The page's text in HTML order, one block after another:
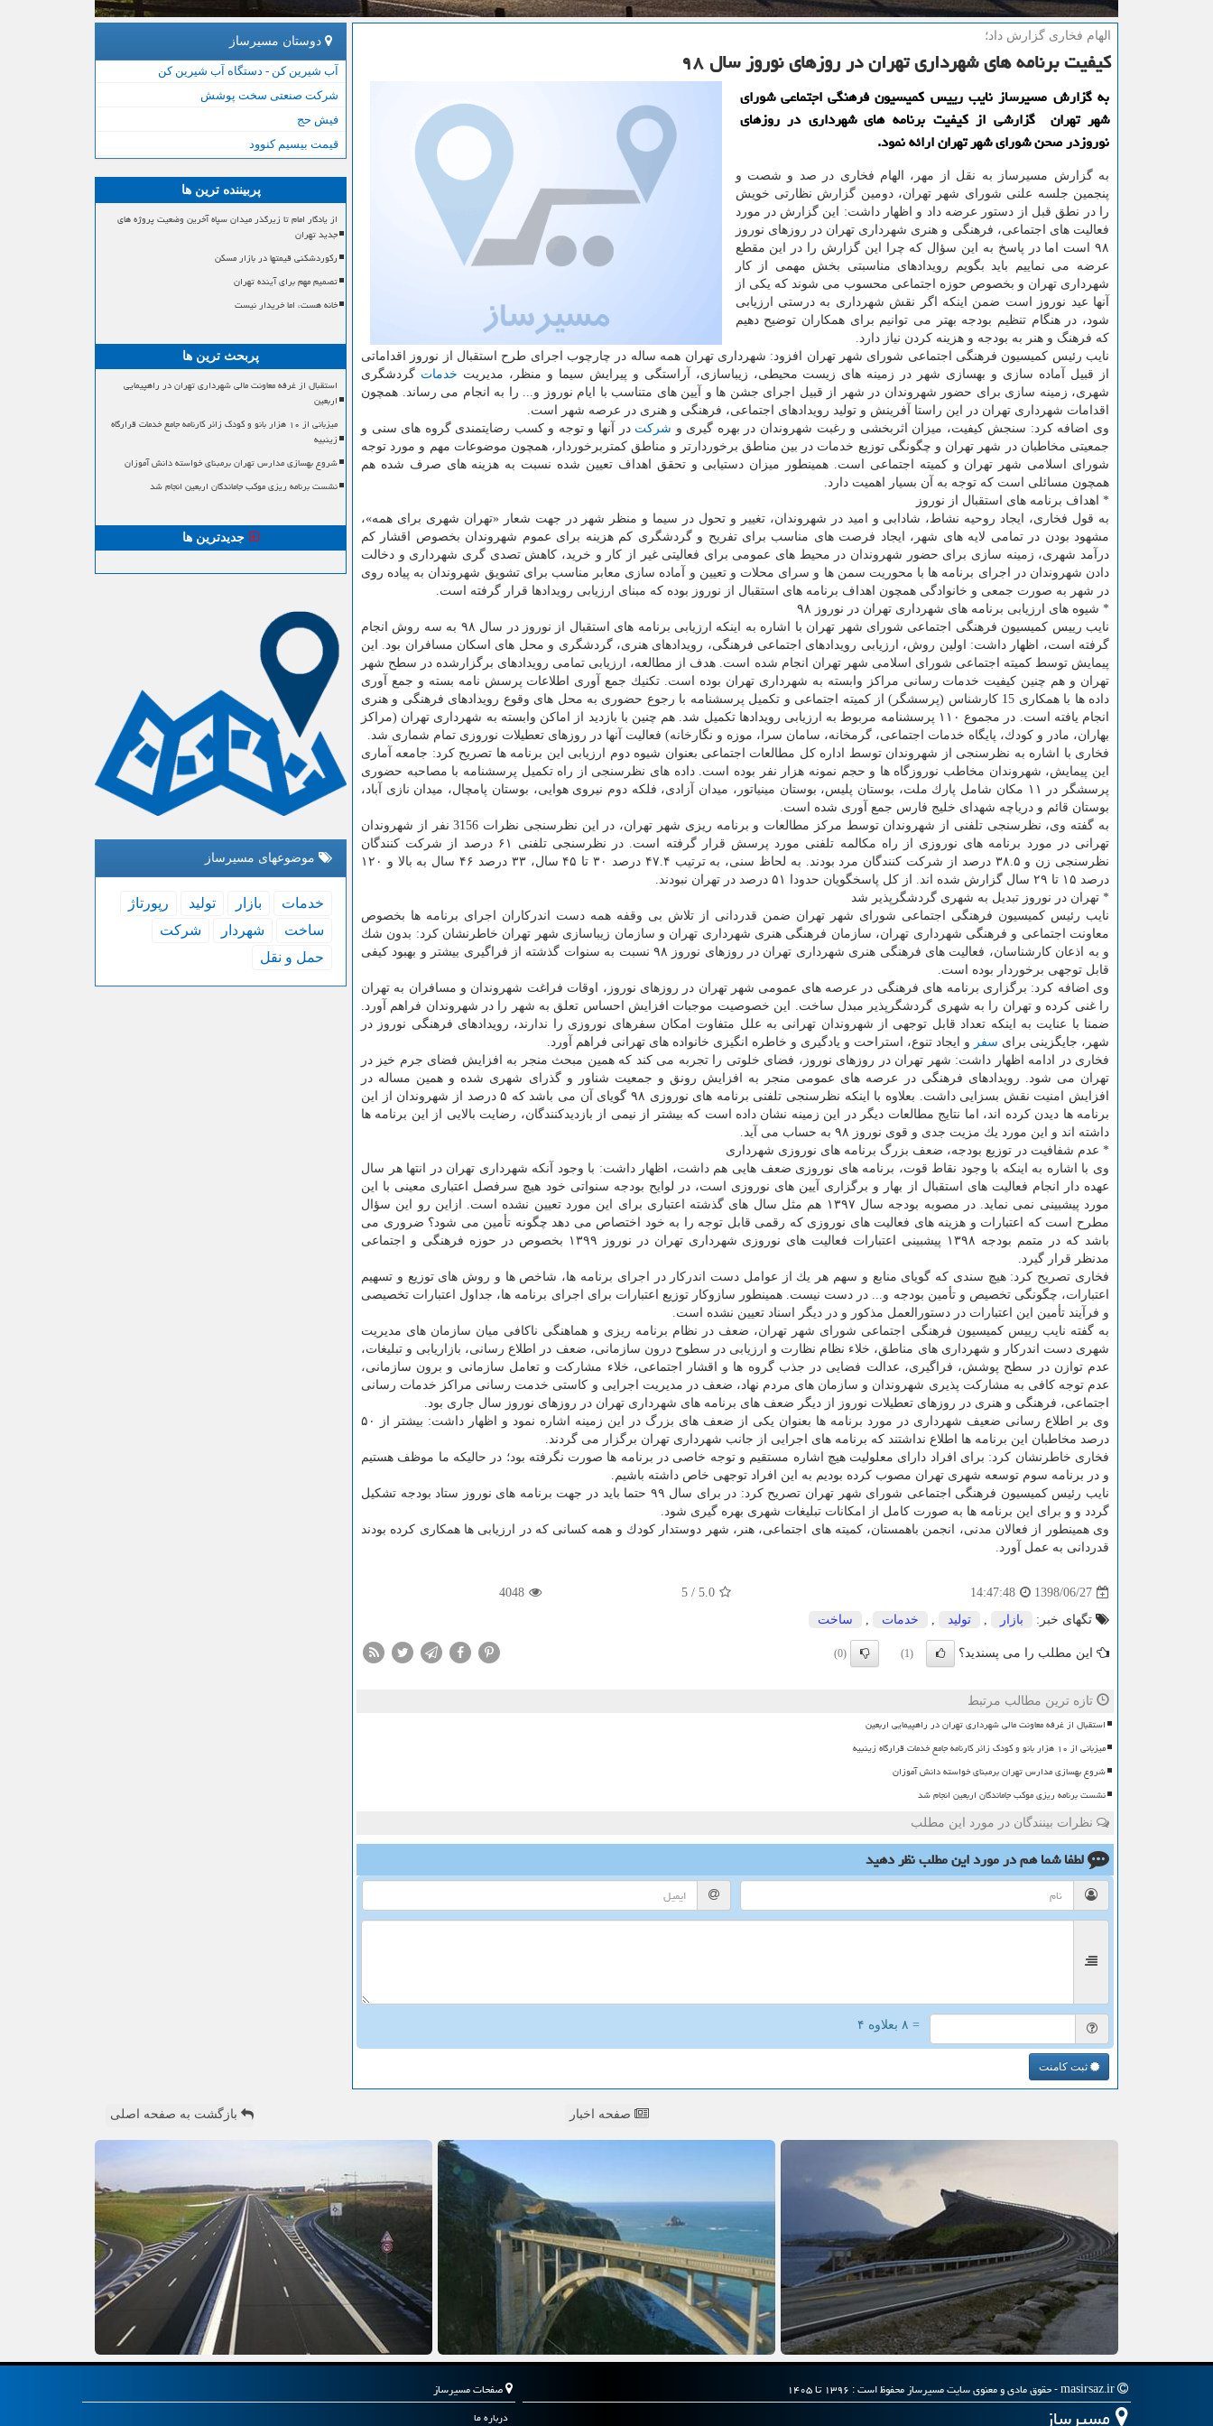
الهام فخاری گزارش داد؛
كیفیت برنامه های شهرداری تهران در روزهای نوروز سال ۹۸
به گزارش مسیرساز نایب رییس كمیسیون فرهنگی اجتماعی شورای
شهر تهران گزارشی از كیفیت برنامه های شهرداری در روزهای
نوروزدر صحن شورای شهر تهران ارائه نمود.
به گزارش مسیرساز به نقل از مهر، الهام فخاری در صد و شصت و
پنجمین جلسه علنی شورای شهر تهران، دومین گزارش نظارتی خویش
را در نطق قبل از دستور عرضه داد و اظهار داشت: این گزارش در مورد
فعالیت های اجتماعی، فرهنگی و هنری شهرداری تهران در روزهای نوروز
۹۸ است اما در پاسخ به این سؤال كه چرا این گزارش را در این مقطع
عرضه می نماییم باید بگویم رویدادهای مناسبتی بخش مهمی از كار
شهرداری تهران و بخصوص حوزه اجتماعی محسوب می شوند كه یكی از
آنها عید نوروز است ضمن اینكه اگر نقش شهرداری به درستی ارزیابی
شود، در هنگام تنظیم بودجه بهتر می توانیم برای همكاران توضیح دهیم
كه فرهنگ و هنر به بودجه و هزینه كردن نیاز دارد.
نایب رئیس كمیسیون فرهنگی اجتماعی شورای شهر تهران افزود: شهرداری تهران همه ساله در چارچوب اجرای طرح استقبال از نوروز اقداماتی
از قبیل آماده سازی و بهسازی شهر در زمینه های زیست محیطی، زیباسازی، آراستگی و پیرایش سیما و منظر، مدیریت خدمات گردشگری
شهری، زمینه سازی برای حضور شهروندان در شهر از قبیل اجرای جشن ها و آیین های متناسب با ایام نوروز و... را به انجام می رساند. همچون
اقدامات شهرداری تهران در این راستا آفرینش و تولید رویدادهای اجتماعی، فرهنگی و هنری در عرصه شهر است.
وی اضافه كرد: سنجش كیفیت، میزان اثربخشی و رغبت شهروندان در بهره گیری و شركت در آنها و توجه و كسب رضایتمندی گروه های سنی و
جمعیتی مخاطبان در شهر تهران و چگونگی توزیع خدمات در بین مناطق برخوردارتر و مناطق كمتربرخوردار، همچون موضوعات مهم و مورد توجه
شورای اسلامی شهر تهران و كمیته اجتماعی است. همینطور میزان دستیابی و تحقق اهداف تعیین شده نسبت به هزینه های صرف شده هم
همچون مسائلی است كه توجه به آن بسیار اهمیت دارد.
* اهداف برنامه های استقبال از نوروز
به قول فخاری، ایجاد روحیه نشاط، شادابی و امید در شهروندان، تغییر و تحول در سیما و منظر شهر در جهت شعار «تهران شهری برای همه»،
مشهود بودن در تمامی لایه های شهر، ایجاد فرصت های مناسب برای تفریح و گردشگری كم هزینه برای عموم شهروندان بخصوص اقشار كم
درآمد شهری، زمینه سازی برای حضور شهروندان در محیط های عمومی برای فعالیتی غیر از كار و خرید، كاهش تصدی گری شهرداری و دخالت
دادن شهروندان در اجرای برنامه ها با محوریت سمن ها و سرای محلات و تعیین و آماده سازی معابر مناسب برای تشویق شهروندان به پیاده روی
در شهر به صورت جمعی و خانوادگی همچون اهداف برنامه های استقبال از نوروز بوده كه مبنای ارزیابی رویدادها قرار گرفته است.
* شیوه های ارزیابی برنامه های شهرداری تهران در نوروز ۹۸
نایب رییس كمیسیون فرهنگی اجتماعی شورای شهر تهران با اشاره به اینكه ارزیابی برنامه های استقبال از نوروز در سال ۹۸ به سه روش انجام
گرفته است، اظهار داشت: اولین روش، ارزیابی رویدادهای اجتماعی فرهنگی، رویدادهای هنری، گردشگری و محل های اسكان مسافران بود. این
پیمایش توسط كمیته اجتماعی شورای اسلامی شهر تهران انجام شده است. هدف از مطالعه، ارزیابی تمامی رویدادهای برگزارشده در سطح شهر
تهران و هم چنین كیفیت خدمات رسانی مراكز وابسته به شهرداری تهران بوده است. تكنیك جمع آوری اطلاعات پرسش نامه بسته و جمع آوری
داده ها با همكاری 15 كارشناس (پرسشگر) از كمیته اجتماعی و تكمیل پرسشنامه با رجوع حضوری به محل های وقوع رویدادهای فرهنگی و هنری
انجام یافته است. در مجموع ۱۱۰ پرسشنامه مربوط به ارزیابی رویدادها تكمیل شد. هم چنین با بازدید از اماكن وابسته به شهرداری تهران (مراكز
بهاران، مادر و كودك، پایگاه خدمات اجتماعی، گرمخانه، سامان سرا، موزه و نگارخانه) فعالیت آنها در روزهای تعطیلات نوروزی تمام شماری شد.
فخاری با اشاره به نظرسنجی از شهروندان توسط اداره كل مطالعات اجتماعی بعنوان شیوه دوم ارزیابی این برنامه ها تصریح كرد: جامعه آماری
این پیمایش، شهروندان مخاطب نوروزگاه ها و حجم نمونه هزار نفر بوده است. داده های نظرسنجی از راه تكمیل پرسشنامه با مصاحبه حضوری
پرسشگر در ۱۱ مكان شامل پارك ملت، بوستان پلیس، بوستان مینیاتور، میدان آزادی، فلكه دوم نیروی هوایی، بوستان پامچال، میدان نازی آباد،
بوستان قائم و دریاچه شهدای خلیج فارس جمع آوری شده است.
به گفته وی، نظرسنجی تلفنی از شهروندان توسط مركز مطالعات و برنامه ریزی شهر تهران، در این نظرسنجی نظرات 3156 نفر از شهروندان
تهرانی در مورد برنامه های نوروزی از راه مكالمه تلفنی مورد پرسش قرار گرفته است. در نظرسنجی تلفنی ۶۱ درصد از شركت كنندگان
نظرسنجی زن و ۳۸.۵ درصد از شركت كنندگان مرد بودند. به لحاظ سنی، به ترتیب ۴۷.۴ درصد ۳۰ تا ۴۵ سال، ۳۳ درصد ۴۶ سال به بالا و ۱۲۰
درصد ۱۵ تا ۲۹ سال گزارش شده اند. از كل پاسخگویان حدودا ۵۱ درصد در تهران نبودند.
* تهران در نوروز تبدیل به شهری گردشگرپذیر شد
نایب رئیس كمیسیون فرهنگی اجتماعی شورای شهر تهران ضمن قدردانی از تلاش بی وقفه همه دست اندركاران اجرای برنامه ها بخصوص
معاونت اجتماعی و فرهنگی شهرداری تهران، سازمان فرهنگی هنری شهرداری تهران و سازمان زیباسازی شهر تهران خاطرنشان كرد: بدون شك
و به اذعان كارشناسان، فعالیت های فرهنگی هنری شهرداری تهران در روزهای نوروز ۹۸ نسبت به سنوات گذشته از فراگیری بیشتر و بهبود كیفی
قابل توجهی برخوردار بوده است.
وی اضافه كرد: برگزاری برنامه های فرهنگی در عرصه های عمومی شهر تهران در روزهای نوروز، اوقات فراغت شهروندان و مسافران به تهران
را غنی كرده و تهران را به شهری گردشگرپذیر مبدل ساخت. این خصوصیت موجبات افزایش احساس تعلق به شهر را در شهروندان فراهم آورد.
ضمنا با عنایت به اینكه تعداد قابل توجهی از شهروندان تهرانی به علل متفاوت امكان سفرهای نوروزی را ندارند، رویدادهای فرهنگی نوروز در
شهر، جایگزینی برای سفر و ایجاد تنوع، استراحت و یادگیری و خاطره انگیزی خانواده های تهرانی فراهم آورد.
فخاری در ادامه اظهار داشت: شهر تهران در روزهای نوروز، فضای خلوتی را تجربه می كند كه همین مبحث منجر به افزایش فضای جرم خیز در
تهران می شود. رویدادهای فرهنگی در عرصه های عمومی منجر به افزایش رونق و جمعیت شناور و گذرای شهری شده و همین مساله در
افزایش امنیت نقش بسزایی داشت. بعلاوه با اینكه نظرسنجی تلفنی برنامه های نوروزی ۹۸ گویای آن می باشد كه ۵ درصد از شهروندان از این
برنامه ها دیدن كرده اند، اما نتایج مطالعات دیگر در این زمینه نشان داده است كه بیشتر از نیمی از بازدیدكنندگان، رضایت بالایی از این برنامه ها
داشته اند و این مورد یك مزیت جدی و قوی نوروز ۹۸ به حساب می آید.
* عدم شفافیت در توزیع بودجه، ضعف بزرگ برنامه های نوروزی شهرداری
وی با اشاره به اینكه با وجود نقاط قوت، برنامه های نوروزی ضعف هایی هم داشت، اظهار داشت: با وجود آنكه شهرداری تهران در انتها هر سال
عهده دار انجام فعالیت های استقبال از بهار و برگزاری آیین های نوروزی است، در لوایح بودجه سنواتی خود هیچ سرفصل اعتباری معینی با این
مورد پیشبینی نمی نماید. در مصوبه بودجه سال ۱۳۹۷ هم مثل سال های گذشته اعتباری برای این مورد تعیین نشده است. ازاین رو این سؤال
مطرح است كه اعتبارات و هزینه های فعالیت های نوروزی كه رقمی قابل توجه را به خود اختصاص می دهد چگونه تأمین می شود؟ ضروری می
باشد كه در متمم بودجه ۱۳۹۸ پیشبینی اعتبارات فعالیت های نوروزی شهرداری تهران در نوروز ۱۳۹۹ بخصوص در حوزه فرهنگی و اجتماعی
مدنظر قرار گیرد.
فخاری تصریح كرد: هیچ سندی كه گویای منابع و سهم هر یك از عوامل دست اندركار در اجرای برنامه ها، شاخص ها و روش های توزیع و تسهیم
اعتبارات، چگونگی تخصیص و تأمین بودجه و... در دست نیست. همینطور سازوكار توزیع اعتبارات برای اجرای برنامه ها، جداول اعتبارات تخصیصی
و فرآیند تأمین این اعتبارات در دستورالعمل مذكور و در دیگر اسناد تعیین نشده است.
به گفته نایب رییس كمیسیون فرهنگی اجتماعی شورای شهر تهران، ضعف در نظام برنامه ریزی و هماهنگی ناكافی میان سازمان های مدیریت
شهری دست اندركار و شهرداری های مناطق، خلاء نظام نظارت و ارزیابی در سطوح درون سازمانی، ضعف در اطلاع رسانی، بازاریابی و تبلیغات،
عدم توازن در سطح پوشش، فراگیری، عدالت فضایی در جذب گروه ها و اقشار اجتماعی، خلاء مشاركت و تعامل سازمانی و برون سازمانی،
عدم توجه كافی به مشاركت پذیری شهروندان و سازمان های مردم نهاد، ضعف در مدیریت اجرایی و كاستی خدمت رسانی مراكز خدمات رسانی
اجتماعی، فرهنگی و هنری در روزهای تعطیلات نوروز از دیگر ضعف های برنامه های شهرداری تهران در روزهای نوروز سال جاری بود.
وی بر اطلاع رسانی ضعیف شهرداری در مورد برنامه ها بعنوان یكی از ضعف های بزرگ در این زمینه اشاره نمود و اظهار داشت: بیشتر از ۵۰
درصد مخاطبان این برنامه ها اطلاع نداشتند كه برنامه های اجرایی از جانب شهرداری تهران برگزار می گردند.
فخاری خاطرنشان كرد: برای افراد دارای معلولیت هیچ اشاره مستقیم و توجه خاصی در برنامه ها صورت نگرفته بود؛ در حالیكه ما موظف هستیم
و در برنامه سوم توسعه شهری تهران مصوب كرده بودیم به این افراد توجهی خاص داشته باشیم.
نایب رئیس كمیسیون فرهنگی اجتماعی شورای شهر تهران تصریح كرد: در برای سال ۹۹ حتما باید در جهت برنامه های نوروز ستاد بودجه تشكیل
گردد و و برای این برنامه ها به صورت كامل از امكانات تبلیغات شهری بهره گیری شود.
وی همینطور از فعالان مدنی، انجمن باهمستان، كمیته های اجتماعی، هنر، شهر دوستدار كودك و همه كسانی كه در ارزیابی ها همكاری كرده بودند
قدردانی به عمل آورد.
1398/06/27
14:47:48
5.0
/
5
4048
تگهای خبر: بازار , تولید , خدمات , ساخت
این مطلب را می پسندید؟ (1)
(0)
تازه ترین مطالب مرتبط
استقبال از غرفه معاونت مالی شهرداری تهران در راهپیمایی اربعین
میزبانی از ۱۰ هزار بانو و کودک زائر کارنامه جامع خدمات قرارگاه زینبیه
شروع بهسازی مدارس تهران برمبنای خواسته دانش آموزان
نشست برنامه ریزی موکب جاماندگان اربعین انجام شد
نظرات بینندگان در مورد این مطلب
لطفا شما همدر مورد این مطلبنظر دهید
= ۸ بعلاوه ۴
ثبت کامنت
دوستان مسیرساز
آب شیرین کن - دستگاه آب شیرین کن
شرکت صنعتی سخت پوشش
فیش حج
قیمت بیسیم کنوود
پربیننده ترین ها
از یادگار امام تا زیرگذر میدان سپاه آخرین وضعیت پروژه های
جدید تهران
رکوردشکنی قیمتها در بازار مسکن
تصمیم مهم برای آینده تهران
خانه هست، اما خریدار نیست
پربحث ترین ها
استقبال از غرفه معاونت مالی شهرداری تهران در راهپیمایی
اربعین
میزبانی از ۱۰ هزار بانو و کودک زائر کارنامه جامع خدمات قرارگاه
زینبیه
شروع بهسازی مدارس تهران برمبنای خواسته دانش آموزان
نشست برنامه ریزی موکب جاماندگان اربعین انجام شد
جدیدترین ها
موضوعهای مسیرساز
خدمات بازار تولید
رپورتاژ
ساخت
شهردار
شركت
حمل و نقل
صفحه اخبار بازگشت به صفحه اصلی
صفحات مسیرساز
درباره ما